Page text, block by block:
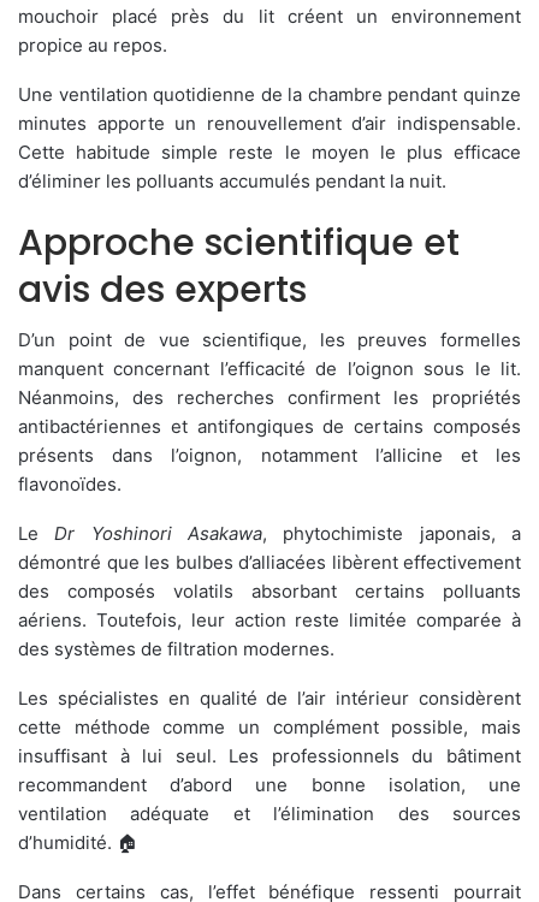
mouchoir placé près du lit créent un environnement
propice au repos.
Une ventilation quotidienne de la chambre pendant quinze
minutes apporte un renouvellement d’air indispensable.
Cette habitude simple reste le moyen le plus efficace
d’éliminer les polluants accumulés pendant la nuit.
Approche scientifique et
avis des experts
D’un point de vue scientifique, les preuves formelles
manquent concernant l’efficacité de l’oignon sous le lit.
Néanmoins, des recherches confirment les propriétés
antibactériennes et antifongiques de certains composés
présents dans l’oignon, notamment l’allicine et les
flavonoïdes.
LeDr Yoshinori Asakawa, phytochimiste japonais, a
démontré que les bulbes d’alliacées libèrent effectivement
des composés volatils absorbant certains polluants
aériens. Toutefois, leur action reste limitée comparée à
des systèmes de filtration modernes.
Les spécialistes en qualité de l’air intérieur considèrent
cette méthode comme un complément possible, mais
insuffisant à lui seul. Les professionnels du bâtiment
recommandent d’abord une bonne isolation, une
ventilation adéquate et l’élimination des sources
d’humidité. 🏠
Dans certains cas, l’effet bénéfique ressenti pourrait